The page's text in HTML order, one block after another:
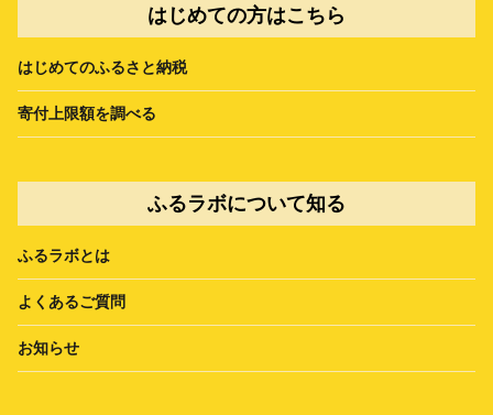
はじめての方はこちら
はじめてのふるさと納税
寄付上限額を調べる
ふるラボについて知る
ふるラボとは
よくあるご質問
お知らせ